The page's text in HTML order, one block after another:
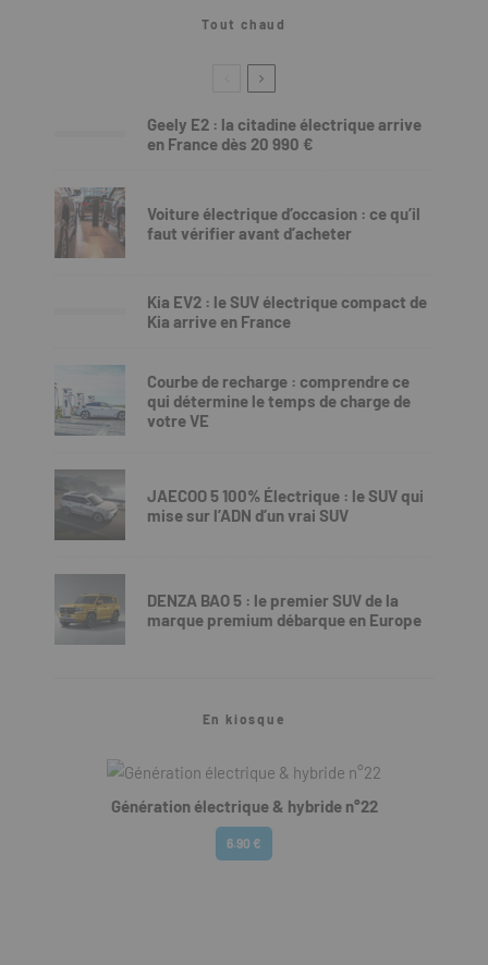
Tout chaud
Geely E2 : la citadine électrique arrive
en France dès 20 990 €
Voiture électrique d’occasion : ce qu’il
faut vérifier avant d’acheter
Kia EV2 : le SUV électrique compact de
Kia arrive en France
Courbe de recharge : comprendre ce
qui détermine le temps de charge de
votre VE
JAECOO 5 100% Électrique : le SUV qui
mise sur l’ADN d’un vrai SUV
DENZA BAO 5 : le premier SUV de la
marque premium débarque en Europe
En kiosque
Génération électrique & hybride n°22
6.90 €